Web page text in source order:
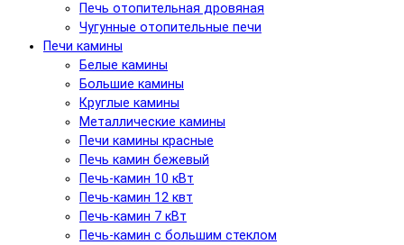
Печь отопительная дровяная
Чугунные отопительные печи
Печи камины
Белые камины
Большие камины
Круглые камины
Металлические камины
Печи камины красные
Печь камин бежевый
Печь-камин 10 кВт
Печь-камин 12 квт
Печь-камин 7 кВт
Печь-камин с большим стеклом